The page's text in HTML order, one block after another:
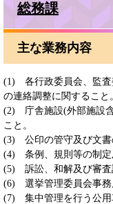
総務課
主な業務内容
(1) 各行政委員会、監査
の連絡調整に関すること
(2) 庁舎施設(外部施設
こと。
(3) 公印の管守及び文書
(4) 条例、規則等の制定
(5) 訴訟、和解及び審査
(6) 選挙管理委員会事務
(7) 集中管理を行う公用